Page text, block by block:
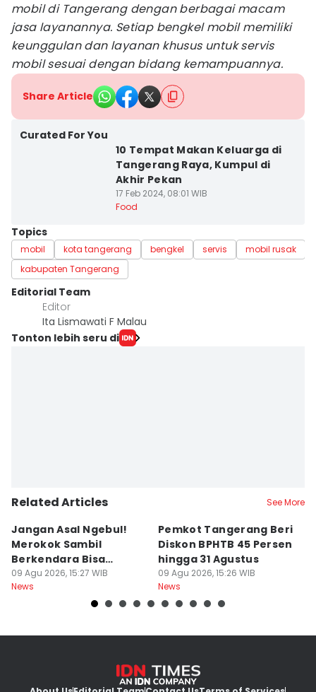
mobil di Tangerang dengan berbagai macam
jasa layanannya. Setiap bengkel mobil memiliki
keunggulan dan layanan khusus untuk servis
mobil sesuai dengan bidang kemampuannya.
Share Article
Curated For You
10 Tempat Makan Keluarga di
Tangerang Raya, Kumpul di
Akhir Pekan
17 Feb 2024, 08:01 WIB
Food
Topics
mobil kota tangerang bengkel servis mobil rusak
kabupaten Tangerang
Editorial Team
Editor
Ita Lismawati F Malau
Tonton lebih seru di
Related Articles See More
Jangan Asal Ngebul!
Merokok Sambil
Berkendara Bisa
Didenda Rp750 Ribu
09 Agu 2026, 15:27 WIB
News
Pemkot Tangerang Beri
Diskon BPHTB 45 Persen
hingga 31 Agustus
09 Agu 2026, 15:26 WIB
News